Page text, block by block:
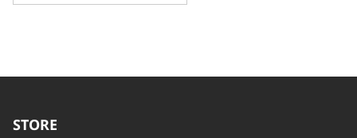
STORE